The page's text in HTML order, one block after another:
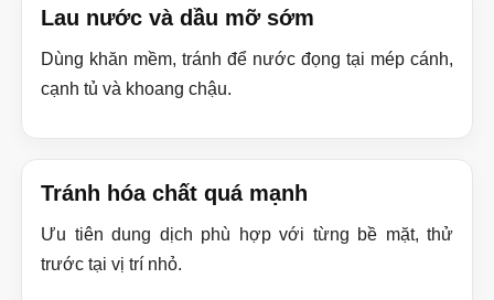
Lau nước và dầu mỡ sớm
Dùng khăn mềm, tránh để nước đọng tại mép cánh,
cạnh tủ và khoang chậu.
Tránh hóa chất quá mạnh
Ưu tiên dung dịch phù hợp với từng bề mặt, thử
trước tại vị trí nhỏ.